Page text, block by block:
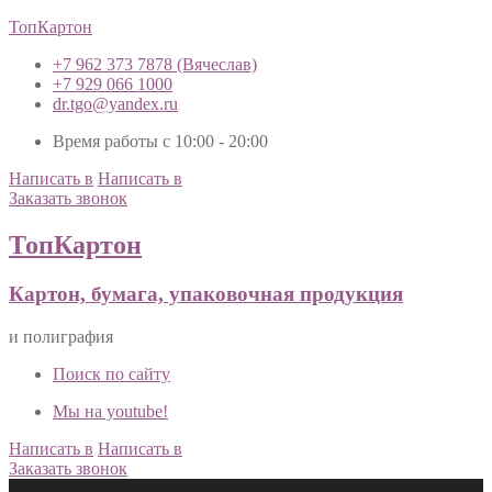
ТопКартон
+7 962 373 7878 (Вячеслав)
+7 929 066 1000
dr.tgo@yandex.ru
Время работы с 10:00 - 20:00
Написать в Написать в
Заказать звонок
ТопКартон
Картон, бумага, упаковочная продукция
и полиграфия
Поиск по сайту
Мы на youtube!
Написать в Написать в
Заказать звонок